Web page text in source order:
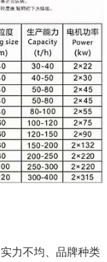
力不均、品牌种类